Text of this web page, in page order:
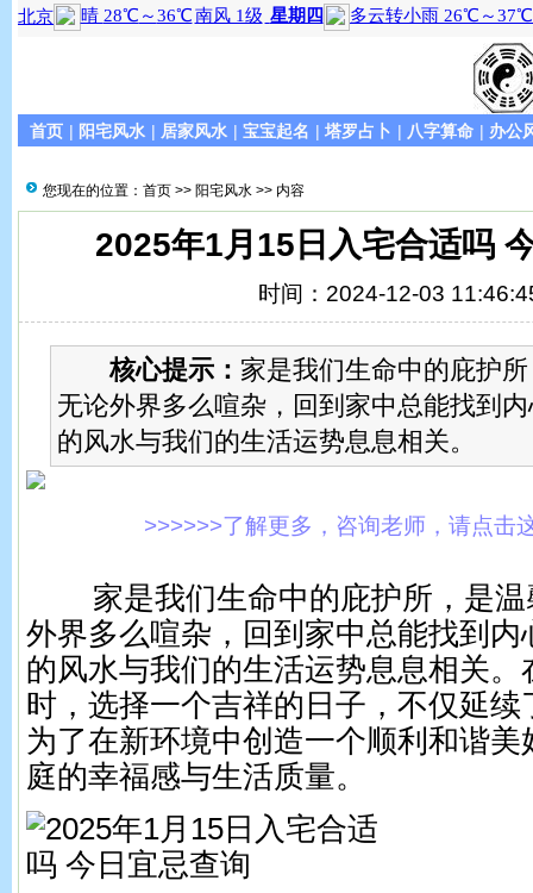
首页 | 阳宅风水 | 居家风水 | 宝宝起名 | 塔罗占卜 | 八字算命 | 办公
您现在的位置： 首页 >> 阳宅风水 >> 内容
2025年1月15日入宅合适吗
时间：2024-12-03
核心提示： 家是我们生命中的庇护
无论外界多么喧杂，回到家中总能找到
的风水与我们的生活运势息息相关。
>>>>>>了解更多，咨询老师，请点击
家是我们生命中的庇护所，是温
外界多么喧杂，回到家中总能找到内
的风水与我们的生活运势息息相关
时，选择一个吉祥的日子，不仅延
为了在新环境中创造一个顺利和谐
庭的幸福感与生活质量。